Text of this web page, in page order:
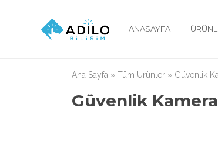
ANASAYFA
Ana Sayfa » Tüm Ürünler » Güvenlik
Güvenlik